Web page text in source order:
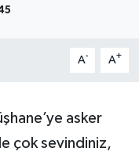
A- A+
asker
çok sevindiniz,